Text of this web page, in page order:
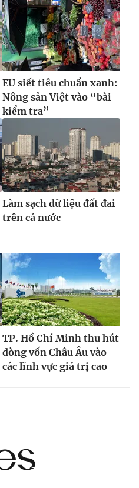
EU siết tiêu chuẩn xanh:
Nông sản Việt vào “bài
kiểm tra”
Làm sạch dữ liệu đất đai
trên cả nước
TP. Hồ Chí Minh thu hút
dòng vốn Châu Âu vào
các lĩnh vực giá trị cao